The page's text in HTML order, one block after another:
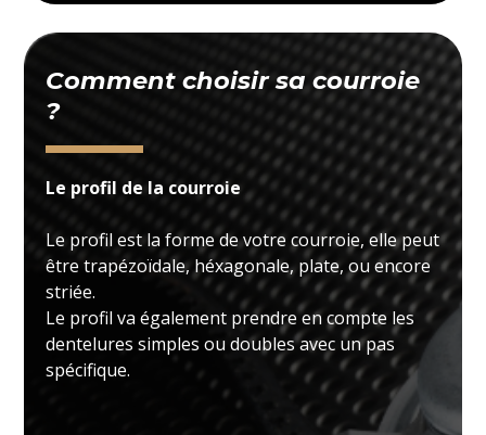
Comment choisir sa courroie
?
Le profil de la courroie
Le profil est la forme de votre courroie, elle peut
être trapézoïdale, héxagonale, plate, ou encore
striée.
Le profil va également prendre en compte les
dentelures simples ou doubles avec un pas
spécifique.